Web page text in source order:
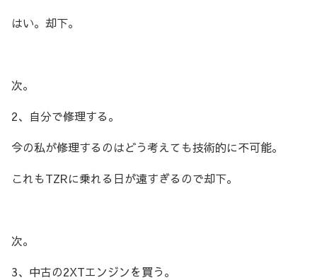
はい。却下。
次。
2、自分で修理する。
今の私が修理するのはどう考えても技術的に不可能。
これもTZRに乗れる日が遠すぎるので却下。
次。
3、中古の2XTエンジンを買う。